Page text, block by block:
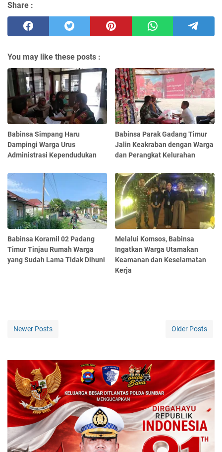
Share :
You may like these posts :
Babinsa Simpang Haru
Dampingi Warga Urus
Administrasi Kependudukan
Babinsa Parak Gadang Timur
Jalin Keakraban dengan Warga
dan Perangkat Kelurahan
Babinsa Koramil 02 Padang
Timur Tinjau Rumah Warga
yang Sudah Lama Tidak Dihuni
Melalui Komsos, Babinsa
Ingatkan Warga Utamakan
Keamanan dan Keselamatan
Kerja
Newer Posts Older Posts